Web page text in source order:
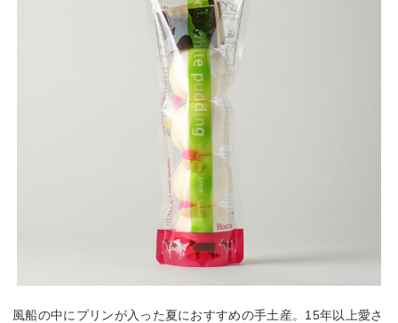
風船の中にプリンが入った夏におすすめの手土産。15年以上愛さ